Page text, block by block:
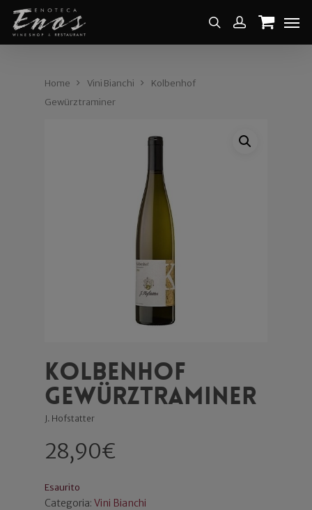
Home Vini Bianchi
Kolbenhof
Gewürztraminer
Kolbenhof
Gewürztraminer
J. Hofstatter
28,90€
Esaurito
Categoria: Vini Bianchi